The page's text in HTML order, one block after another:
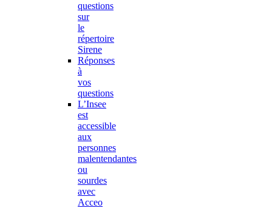
questions
sur
le
répertoire
Sirene
Réponses
à
vos
questions
L’Insee
est
accessible
aux
personnes
malentendantes
ou
sourdes
avec
Acceo